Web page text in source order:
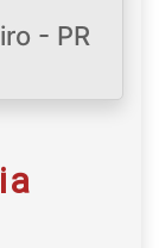
- PR